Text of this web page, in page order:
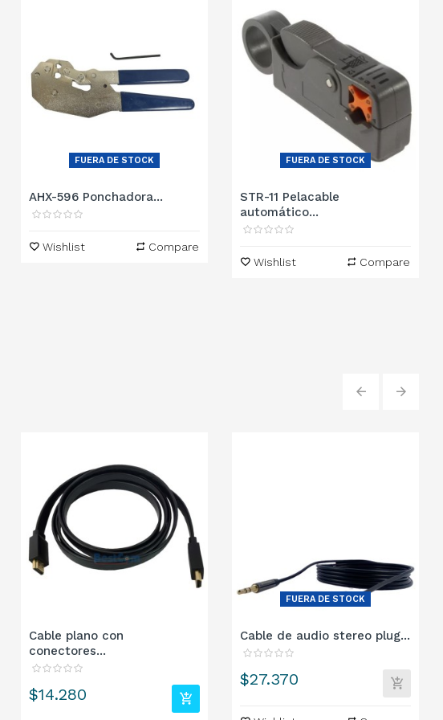
FUERA DE STOCK
AHX-596 Ponchadora...
Wishlist Compare
FUERA DE STOCK
STR-11 Pelacable
automático...
Wishlist Compare
Cable plano con
conectores...
Precio
$14.280
FUERA DE STOCK
Cable de audio stereo plug...
Precio
$27.370